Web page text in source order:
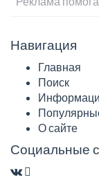
Навигация
Главная
Поиск
О сайте
Социальные